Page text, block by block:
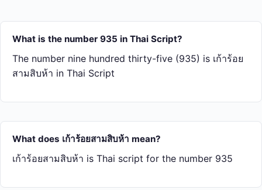
What is the number 935 in Thai Script?
The number nine hundred thirty-five (935) is เก้า​ร้อย​
สาม​สิบ​ห้า in Thai Script
What does เก้า​ร้อย​สาม​สิบ​ห้า mean?
เก้า​ร้อย​สาม​สิบ​ห้า is Thai script for the number 935